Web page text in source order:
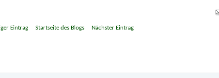
Eintrag Startseite des Blogs Nächster Eintrag